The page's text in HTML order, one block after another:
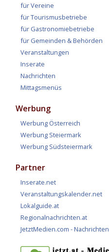
für Vereine
für Tourismusbetriebe
für Gastronomiebetriebe
für Gemeinden & Behörden
Veranstaltungen
Inserate
Nachrichten
Mittagsmenüs
Werbung
Werbung Österreich
Werbung Steiermark
Werbung Südsteiermark
Partner
Inserate.net
Veranstaltungskalender.net
Lokalguide.at
Regionalnachrichten.at
JetztMedien.com - Nachrichten